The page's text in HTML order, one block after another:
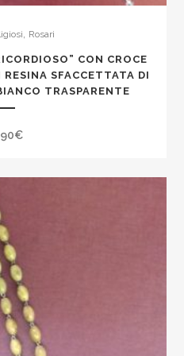
Rosari
CON CROCE
SFACCETTATA DI
TRASPARENTE
€